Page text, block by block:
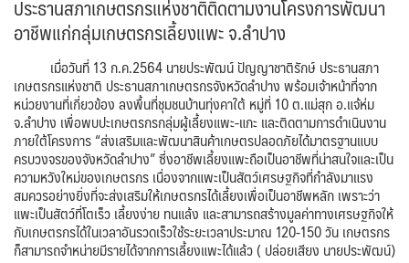
ประธานสภาเกษตรกรแห่งชาติติดตามงานโครงการพัฒนา
อาชีพแก่กลุ่มเกษตรกรเลี้ยงแพะ จ.ลำปาง
เมื่อวันที่ 13 ก.ค.2564 นายประพัฒน์ ปัญญาชาติรักษ์ ประธานสภา
เกษตรกรแห่งชาติ ประธานสภาเกษตรกรจังหวัดลำปาง พร้อมเจ้าหน้าที่จาก
หน่วยงานที่เกี่ยวข้อง ลงพื้นที่ชุมชนบ้านทุ่งคาใต้ หมู่ที่ 10 ต.แม่สุก อ.แจ้ห่ม
จ.ลำปาง เพื่อพบปะเกษตรกรกลุ่มผู้เลี้ยงแพะ-แกะ และติดตามการดำเนินงาน
ภายใต้โครงการ “ส่งเสริมและพัฒนาสินค้าเกษตรปลอดภัยได้มาตรฐานแบบ
ครบวงจรของจังหวัดลำปาง” ซึ่งอาชีพเลี้ยงแพะถือเป็นอาชีพที่น่าสนใจและเป็น
ความหวังใหม่ของเกษตรกร เนื่องจากแพะเป็นสัตว์เศรษฐกิจที่กำลังมาแรง
สมควรอย่างยิ่งที่จะส่งเสริมให้เกษตรกรได้เลี้ยงเพื่อเป็นอาชีพหลัก เพราะว่า
แพะเป็นสัตว์ที่โตเร็ว เลี้ยงง่าย ทนแล้ง และสามารถสร้างมูลค่าทางเศรษฐกิจให้
กับเกษตรกรได้ในเวลาอันรวดเร็วใช้ระยะเวลาประมาณ 120-150 วัน เกษตรกร
ก็สามารถจำหน่ายมีรายได้จากการเลี้ยงแพะได้แล้ว ( ปล่อยเสียง นายประพัฒน์)